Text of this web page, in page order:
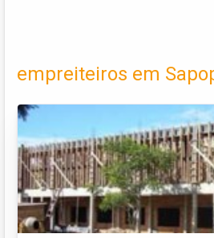
empreiteiros em